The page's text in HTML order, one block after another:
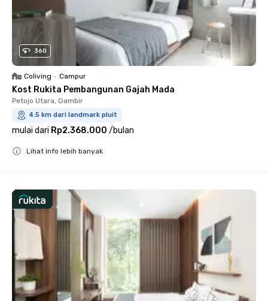
360
Coliving • Campur
Kost Rukita Pembangunan Gajah Mada
Petojo Utara, Gambir
4.5 km dari landmark pluit
mulai dari Rp2.368.000 /bulan
Lihat info lebih banyak